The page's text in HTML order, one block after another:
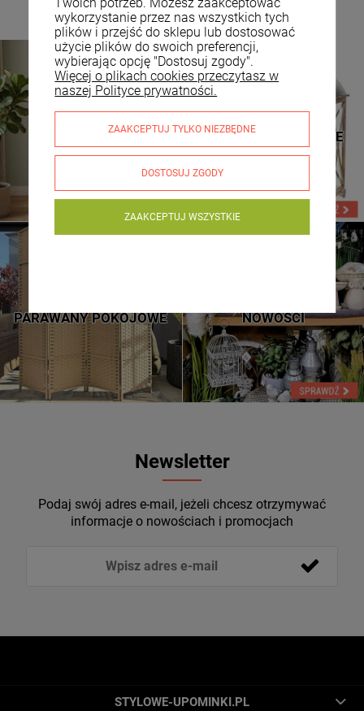
KOSMETYCZNE LATARNIE METALOWE
PARAWANY POKOJOWE NOWOŚCI
Newsletter
Podaj swój adres e-mail, jeżeli chcesz otrzymywać
informacje o nowościach i promocjach
STYLOWE-UPOMINKI.PL
wykorzystanie przez nas wszystkich tych
plików i przejść do sklepu lub dostosować
użycie plików do swoich preferencji,
wybierając opcję "Dostosuj zgody".
Więcej o plikach cookies przeczytasz w
naszej Polityce prywatności.
ZAAKCEPTUJ TYLKO NIEZBĘDNE
DOSTOSUJ ZGODY
ZAAKCEPTUJ WSZYSTKIE